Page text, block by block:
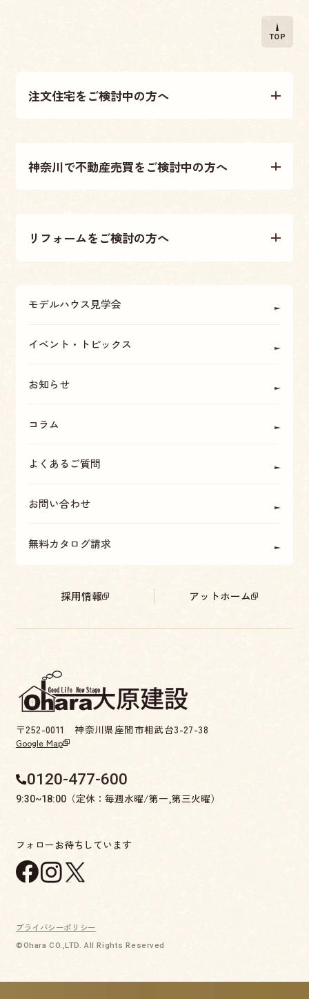
注文住宅をご検討中の方へ
施工事例
アフターメンテナンス・保証
神奈川で不動産売買をご検討中の方へ
不動産情報
リフォームをご検討の方へ
モデルハウス見学会
イベント・トピックス
お知らせ
コラム
よくあるご質問
お問い合わせ
無料カタログ請求
採用情報 アットホーム
〒252-0011 神奈川県座間市相武台3-27-38
Google Map
0120-477-600
9:30~18:00（定休：毎週水曜/第一,第三火曜）
フォローお待ちしています
プライバシーポリシー
©Ohara CO.,LTD. All Rights Reserved
TOP